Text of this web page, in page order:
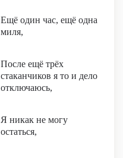
Ещё один час, ещё одна
миля,
После ещё трёх
стаканчиков я то и дело
отключаюсь,
Я никак не могу
остаться,